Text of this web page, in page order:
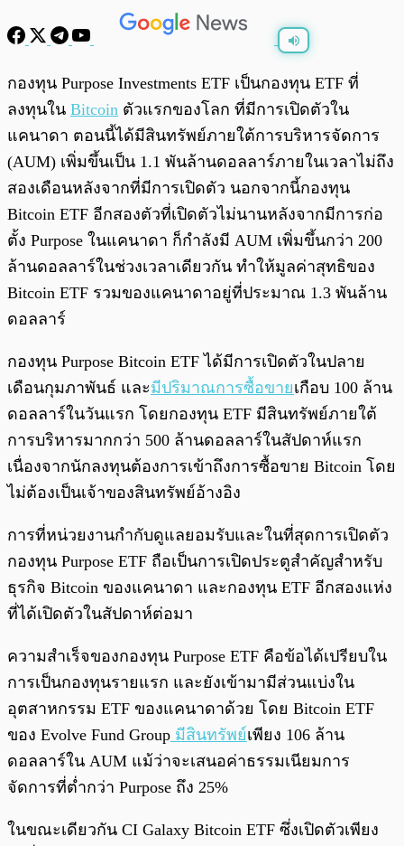
0:00
กองทุน Purpose Investments ETF เป็นกองทุน ETF ที่
ลงทุนใน Bitcoin ตัวแรกของโลก ที่มีการเปิดตัวใน
แคนาดา ตอนนี้ได้มีสินทรัพย์ภายใต้การบริหารจัดการ
(AUM) เพิ่มขึ้นเป็น 1.1 พันล้านดอลลาร์ภายในเวลาไม่ถึง
สองเดือนหลังจากที่มีการเปิดตัว นอกจากนี้กองทุน
Bitcoin ETF อีกสองตัวที่เปิดตัวไม่นานหลังจากมีการก่อ
ตั้ง Purpose ในแคนาดา ก็กำลังมี AUM เพิ่มขึ้นกว่า 200
ล้านดอลลาร์ในช่วงเวลาเดียวกัน ทำให้มูลค่าสุทธิของ
Bitcoin ETF รวมของแคนาดาอยู่ที่ประมาณ 1.3 พันล้าน
ดอลลาร์
กองทุน Purpose Bitcoin ETF ได้มีการเปิดตัวในปลาย
เดือนกุมภาพันธ์ และมีปริมาณการซื้อขายเกือบ 100 ล้าน
ดอลลาร์ในวันแรก โดยกองทุน ETF มีสินทรัพย์ภายใต้
การบริหารมากกว่า 500 ล้านดอลลาร์ในสัปดาห์แรก
เนื่องจากนักลงทุนต้องการเข้าถึงการซื้อขาย Bitcoin โดย
ไม่ต้องเป็นเจ้าของสินทรัพย์อ้างอิง
การที่หน่วยงานกำกับดูแลยอมรับและในที่สุดการเปิดตัว
กองทุน Purpose ETF ถือเป็นการเปิดประตูสำคัญสำหรับ
ธุรกิจ Bitcoin ของแคนาดา และกองทุน ETF อีกสองแห่ง
ที่ได้เปิดตัวในสัปดาห์ต่อมา
ความสำเร็จของกองทุน Purpose ETF คือข้อได้เปรียบใน
การเป็นกองทุนรายแรก และยังเข้ามามีส่วนแบ่งใน
อุตสาหกรรม ETF ของแคนาดาด้วย โดย Bitcoin ETF
ของ Evolve Fund Group มีสินทรัพย์เพียง 106 ล้าน
ดอลลาร์ใน AUM แม้ว่าจะเสนอค่าธรรมเนียมการ
จัดการที่ต่ำกว่า Purpose ถึง 25%
ในขณะเดียวกัน CI Galaxy Bitcoin ETF ซึ่งเปิดตัวเพียง